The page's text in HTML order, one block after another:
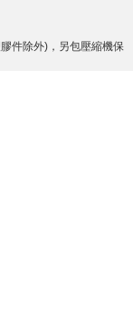
件除外)，另包壓縮機保